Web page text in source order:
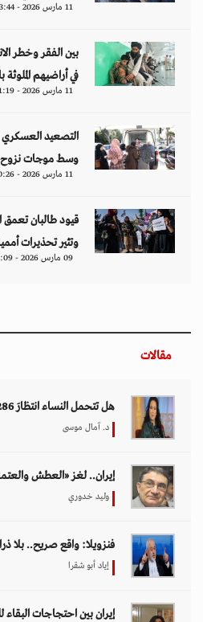
11 مارس 2026 - 13:44
بين الفقر وخطر
في أراضيهم الملوثة
11 مارس 2026 - 11:19
التصعيد
وسط موجات نزوح
11 مارس 2026 - 10:26
قيود طالبان تعمق
وتثير تحذيرات
09 مارس 2026 - 14:09
مقالات
هل تتحمل النساء انتظارَ 286 عاماً؟
د. آمال موسى
إيران.. لغز «العطش
وليد خدوري
فنزويلا: واقع صريح.. بلا
إياد أبو شقرا
إيران بين احتجاجات البقاء